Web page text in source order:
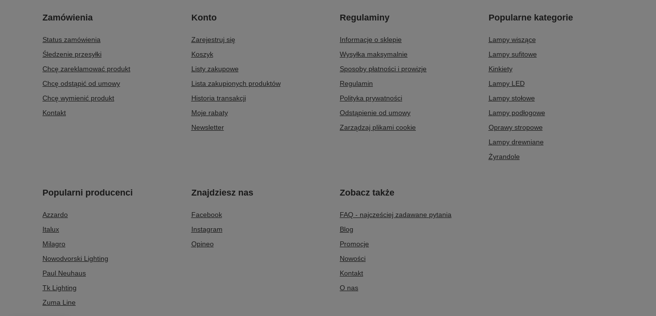
Zamówienia
Status zamówienia
Śledzenie przesyłki
Chcę zareklamować produkt
Chcę odstąpić od umowy
Chcę wymienić produkt
Kontakt
Konto
Zarejestruj się
Koszyk
Listy zakupowe
Lista zakupionych produktów
Historia transakcji
Moje rabaty
Newsletter
Regulaminy
Informacje o sklepie
Wysyłka maksymalnie
Sposoby płatności i prowizje
Regulamin
Polityka prywatności
Odstąpienie od umowy
Zarządzaj plikami cookie
Popularne kategorie
Lampy wiszące
Lampy sufitowe
Kinkiety
Lampy LED
Lampy stołowe
Lampy podłogowe
Oprawy stropowe
Lampy drewniane
Żyrandole
Popularni producenci
Azzardo
Italux
Milagro
Nowodvorski Lighting
Paul Neuhaus
Tk Lighting
Zuma Line
Znajdziesz nas
Facebook
Instagram
Opineo
Zobacz także
FAQ - najcześciej zadawane pytania
Blog
Promocje
Nowości
Kontakt
O nas